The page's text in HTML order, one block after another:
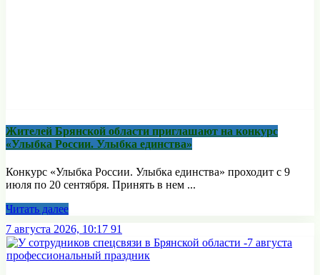
Жителей Брянской области приглашают на конкурс
«Улыбка России. Улыбка единства»
Конкурс «Улыбка России. Улыбка единства» проходит с 9
июля по 20 сентября. Принять в нем ...
Читать далее
7 августа 2026, 10:17 91